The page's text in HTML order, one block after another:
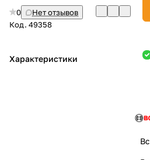
0
Нет отзывов
Код. 49358
Характеристики
в корзину
% картой любого